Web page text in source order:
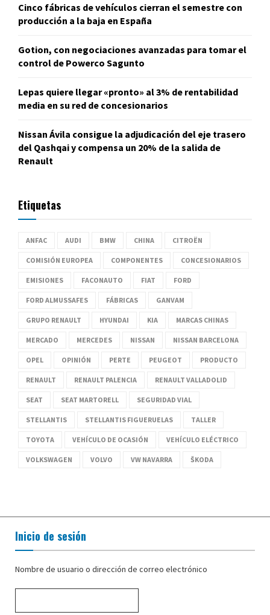
Cinco fábricas de vehículos cierran el semestre con
producción a la baja en España
Gotion, con negociaciones avanzadas para tomar el
control de Powerco Sagunto
Lepas quiere llegar «pronto» al 3% de rentabilidad
media en su red de concesionarios
Nissan Ávila consigue la adjudicación del eje trasero
del Qashqai y compensa un 20% de la salida de
Renault
Etiquetas
ANFAC AUDI BMW CHINA CITROËN
COMISIÓN EUROPEA COMPONENTES CONCESIONARIOS
EMISIONES FACONAUTO FIAT FORD
FORD ALMUSSAFES FÁBRICAS GANVAM
GRUPO RENAULT HYUNDAI KIA MARCAS CHINAS
MERCADO MERCEDES NISSAN NISSAN BARCELONA
OPEL OPINIÓN PERTE PEUGEOT PRODUCTO
RENAULT RENAULT PALENCIA RENAULT VALLADOLID
SEAT SEAT MARTORELL SEGURIDAD VIAL
STELLANTIS STELLANTIS FIGUERUELAS TALLER
TOYOTA VEHÍCULO DE OCASIÓN VEHÍCULO ELÉCTRICO
VOLKSWAGEN VOLVO VW NAVARRA ŠKODA
Inicio de sesión
Nombre de usuario o dirección de correo electrónico